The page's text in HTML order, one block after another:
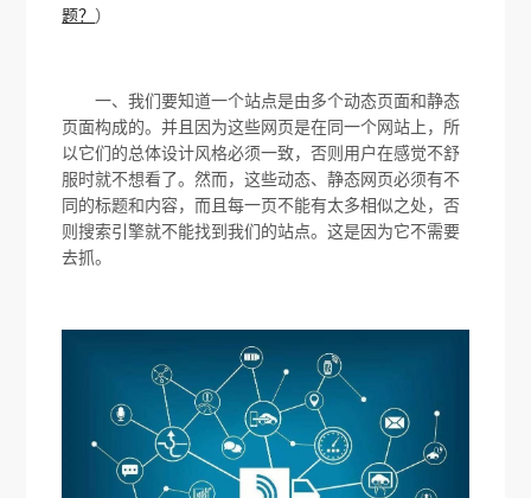
题？ ）
一、我们要知道一个站点是由多个动态页面和静态
页面构成的。并且因为这些网页是在同一个网站上，所
以它们的总体设计风格必须一致，否则用户在感觉不舒
服时就不想看了。然而，这些动态、静态网页必须有不
同的标题和内容，而且每一页不能有太多相似之处，否
则搜索引擎就不能找到我们的站点。这是因为它不需要
去抓。